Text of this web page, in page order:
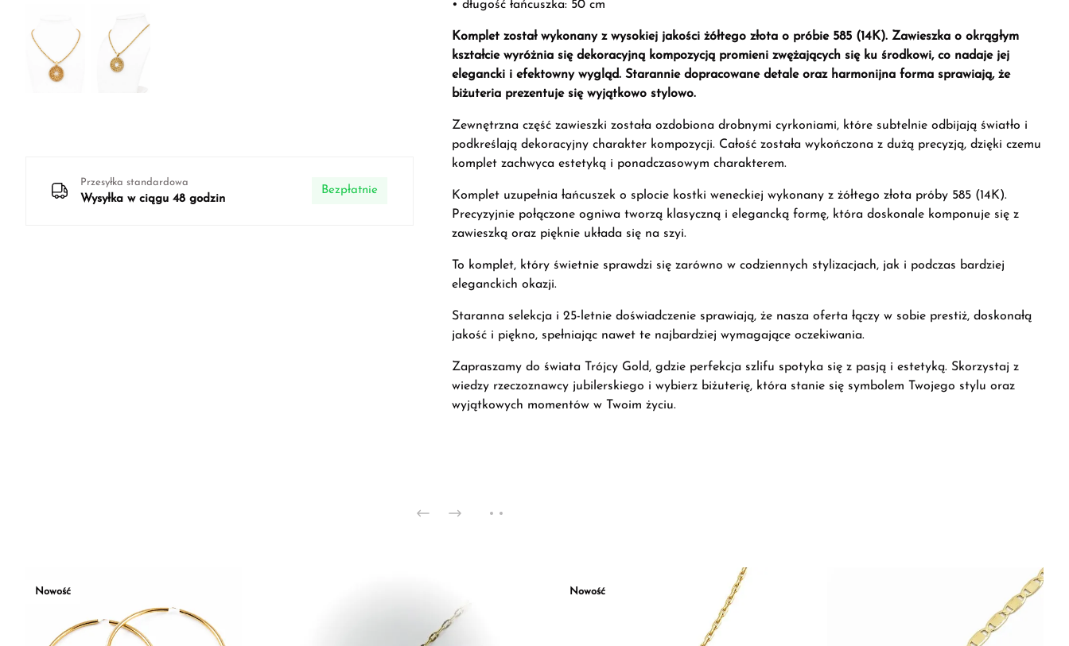
Przesyłka standardowa
Wysyłka w ciągu 48 godzin
Bezpłatnie
• długość łańcuszka: 50 cm
Komplet został wykonany z wysokiej jakości żółtego złota o próbie 585 (14K). Zawieszka o okrągłym
kształcie wyróżnia się dekoracyjną kompozycją promieni zwężających się ku środkowi, co nadaje jej
elegancki i efektowny wygląd. Starannie dopracowane detale oraz harmonijna forma sprawiają, że
biżuteria prezentuje się wyjątkowo stylowo.
Zewnętrzna część zawieszki została ozdobiona drobnymi cyrkoniami, które subtelnie odbijają światło i
podkreślają dekoracyjny charakter kompozycji. Całość została wykończona z dużą precyzją, dzięki czemu
komplet zachwyca estetyką i ponadczasowym charakterem.
Komplet uzupełnia łańcuszek o splocie kostki weneckiej wykonany z żółtego złota próby 585 (14K).
Precyzyjnie połączone ogniwa tworzą klasyczną i elegancką formę, która doskonale komponuje się z
zawieszką oraz pięknie układa się na szyi.
To komplet, który świetnie sprawdzi się zarówno w codziennych stylizacjach, jak i podczas bardziej
eleganckich okazji.
Staranna selekcja i 25-letnie doświadczenie sprawiają, że nasza oferta łączy w sobie prestiż, doskonałą
jakość i piękno, spełniając nawet te najbardziej wymagające oczekiwania.
Zapraszamy do świata Trójcy Gold, gdzie perfekcja szlifu spotyka się z pasją i estetyką. Skorzystaj z
wiedzy rzeczoznawcy jubilerskiego i wybierz biżuterię, która stanie się symbolem Twojego stylu oraz
wyjątkowych momentów w Twoim życiu.
Nowość Nowość